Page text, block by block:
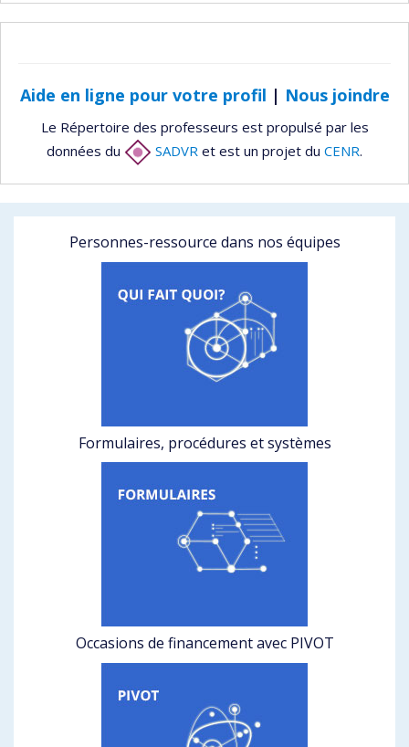
Aide en ligne pour votre profil | Nous joindre
Le Répertoire des professeurs est propulsé par les
données du
SADVR et est un projet du CENR.
Personnes-ressource dans nos équipes
Formulaires, procédures et systèmes
Occasions de financement avec PIVOT